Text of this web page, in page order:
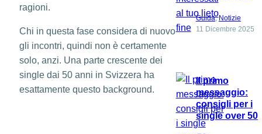
ragioni.
Chi in questa fase considera di nuovo
gli incontri, quindi non è certamente
solo, anzi. Una parte crescente dei
single dai 50 anni in Svizzera ha
esattamente questo background.
Guida, Notizie
11 Dicembre 2025
Il primo
messaggio:
consigli per i
single over 50